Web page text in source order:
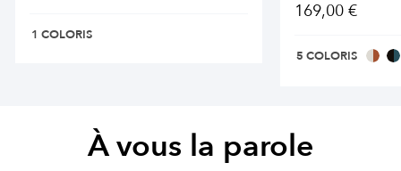
1 COLORIS
169,00 €
5 COLORIS
À vous la parole